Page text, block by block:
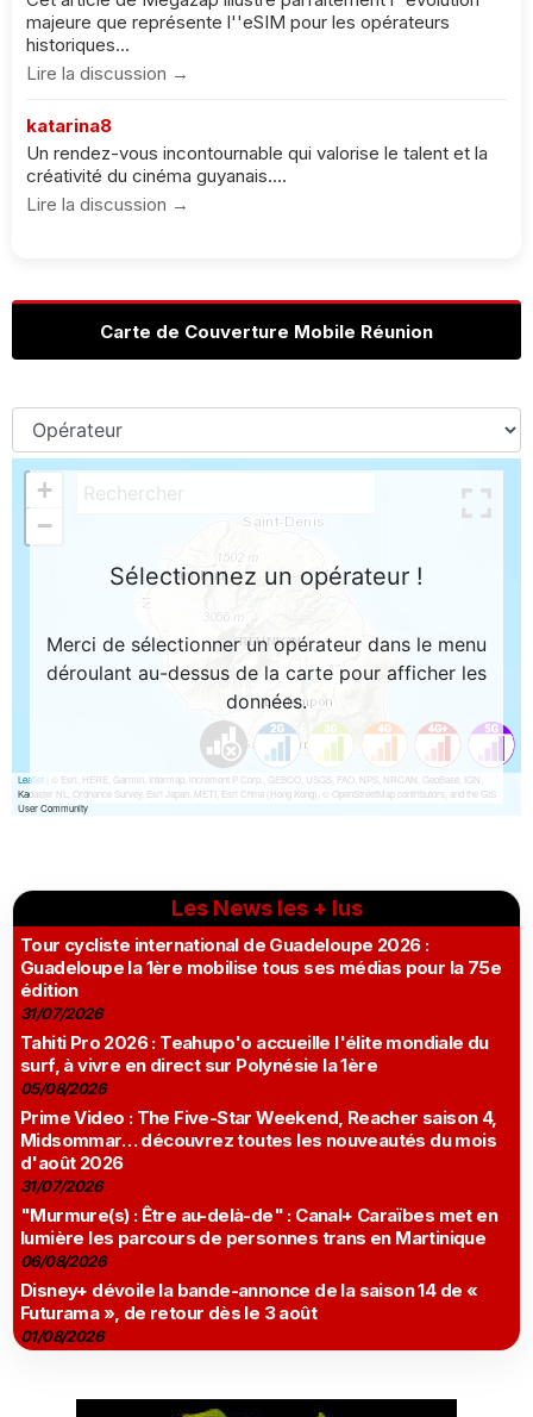
majeure que représente l''eSIM pour les opérateurs
historiques...
Lire la discussion →
katarina8
Un rendez-vous incontournable qui valorise le talent et la
créativité du cinéma guyanais....
Lire la discussion →
Carte de Couverture Mobile Réunion
Les News les + lus
Tour cycliste international de Guadeloupe 2026 :
Guadeloupe la 1ère mobilise tous ses médias pour la 75e
édition
31/07/2026
Tahiti Pro 2026 : Teahupo'o accueille l'élite mondiale du
surf, à vivre en direct sur Polynésie la 1ère
05/08/2026
Prime Video : The Five-Star Weekend, Reacher saison 4,
Midsommar… découvrez toutes les nouveautés du mois
d'août 2026
31/07/2026
"Murmure(s) : Être au-delà-de" : Canal+ Caraïbes met en
lumière les parcours de personnes trans en Martinique
06/08/2026
Disney+ dévoile la bande-annonce de la saison 14 de «
Futurama », de retour dès le 3 août
01/08/2026